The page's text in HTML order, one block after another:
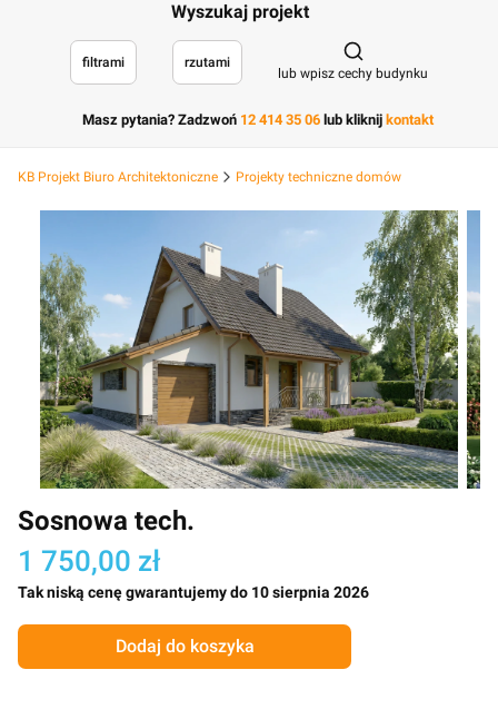
Wyszukaj projekt
filtrami rzutami
Otwórz
lub wpisz cechy budynku
Masz pytania? Zadzwoń 12 414 35 06 lub kliknij kontakt
KB Projekt Biuro Architektoniczne Projekty techniczne domów
Sosnowa tech.
1 750,00 zł
Tak niską cenę gwarantujemy do 10 sierpnia 2026
Dodaj do koszyka